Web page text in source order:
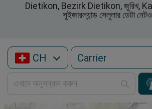
Dietikon, Bezirk Dietikon, জুরিখ,
সুইজারল্যান্ড সেলুলার ডেটা
CH